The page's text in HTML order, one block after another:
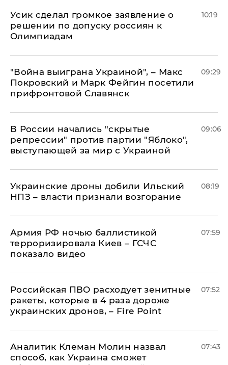
Усик сделал громкое заявление о
решении по допуску россиян к
Олимпиадам
10:19
"Война выиграна Украиной", – Макс
Покровский и Марк Фейгин посетили
прифронтовой Славянск
09:29
В России начались "скрытые
репрессии" против партии "Яблоко",
выступающей за мир с Украиной
09:06
Украинские дроны добили Ильский
НПЗ – власти признали возгорание
08:19
Армия РФ ночью баллистикой
терроризировала Киев – ГСЧС
показало видео
07:59
Российская ПВО расходует зенитные
ракеты, которые в 4 раза дороже
украинских дронов, – Fire Point
07:52
Аналитик Клеман Молин назвал
способ, как Украина сможет
07:43